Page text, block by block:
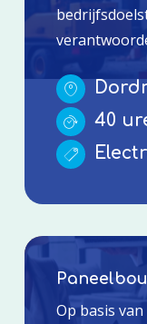
40
Op basis